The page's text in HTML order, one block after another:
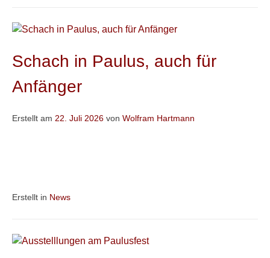
Schach in Paulus, auch für
Anfänger
Erstellt am 22. Juli 2026 von Wolfram Hartmann
Erstellt in News